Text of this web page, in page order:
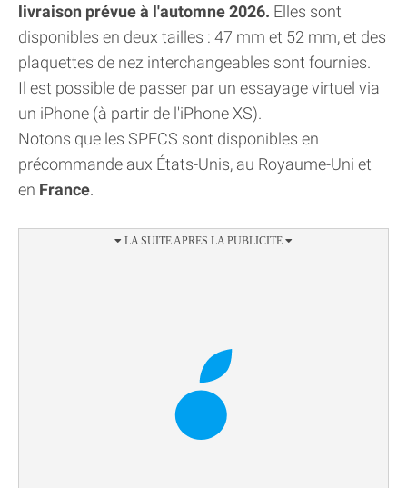
livraison prévue à l'automne 2026. Elles sont
disponibles en deux tailles : 47 mm et 52 mm, et des
plaquettes de nez interchangeables sont fournies.
Il est possible de passer par un essayage virtuel via
un iPhone (à partir de l'iPhone XS).
Notons que les SPECS sont disponibles en
précommande aux États-Unis, au Royaume-Uni et
en France.